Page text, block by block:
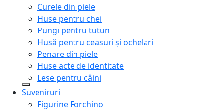
Curele din piele
Huse pentru chei
Pungi pentru tutun
Husă pentru ceasuri și ochelari
Penare din piele
Huse acte de identitate
Lese pentru câini
Suveniruri
Figurine Forchino